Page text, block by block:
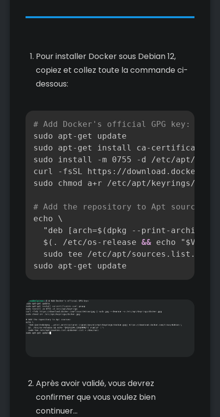
Pour installer Docker sous Debian 12,
copiez et collez toute la commande ci-
dessous:
# Add Docker's official GPG key:
sudo apt - get update
sudo apt - get install ca- certificates
sudo install
- m 0755 - d /etc/apt/
curl
- fsSL https : //
sudo chmod a+r /etc/apt/keyrings/
# Add the repository to Apt sources:
echo \
  "deb
[ arch=$(dpkg - - print -
  $(. /etc/os
- release && echo
sudo tee /etc/apt/sources.list.d/
sudo apt - get update
Copier
Après avoir validé, vous devrez
confirmer que vous voulez bien
continuer...